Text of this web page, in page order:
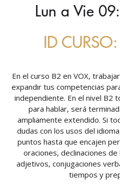
Lun a Vie
ID
En el curso B2 en VOX,
expandir tus competencias
independiente. En el nivel B2
para hablar, será
ampliamente extendido. Si
dudas con los usos del
puntos hasta que encajen
oraciones, declinaciones
adjetivos, conjugaciones
tiempos y